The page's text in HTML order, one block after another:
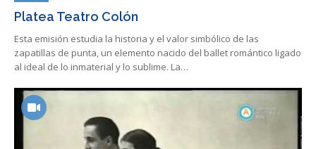
Platea Teatro Colón
Esta emisión estudia la historia y el valor simbólico de las
zapatillas de punta, un elemento nacido del ballet romántico ligado
al ideal de lo inmaterial y lo sublime. La…